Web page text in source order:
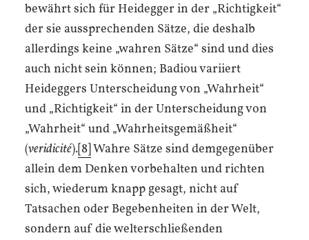
bewährt sich für Heidegger in der „Richtigkeit“
der sie aussprechenden Sätze, die deshalb
allerdings keine „wahren Sätze“ sind und dies
auch nicht sein können; Badiou variiert
Heideggers Unterscheidung von „Wahrheit“
und „Richtigkeit“ in der Unterscheidung von
„Wahrheit“ und „Wahrheitsgemäßheit“
(veridicité).[8] Wahre Sätze sind demgegenüber
allein dem Denken vorbehalten und richten
sich, wiederum knapp gesagt, nicht auf
Tatsachen oder Begebenheiten in der Welt,
sondern auf die welterschließenden